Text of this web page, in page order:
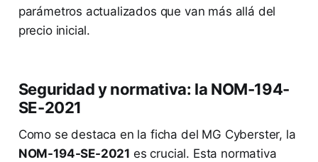
parámetros actualizados que van más allá del
precio inicial.
Seguridad y normativa: la NOM-194-
SE-2021
Como se destaca en la ficha del MG Cyberster, la
NOM-194-SE-2021 es crucial. Esta normativa